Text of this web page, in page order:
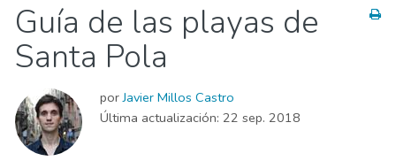
Comida & Restaurantes
Deporte & aventura
Dónde quedarse
Familia & niños
Vida nocturna & Bares
Guía de las playas de
Santa Pola
porJavier Millos Castro
Última actualización: 22 sep. 2018